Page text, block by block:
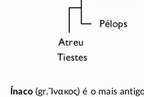
Ínaco(gr. Ἴνακος) é o mais